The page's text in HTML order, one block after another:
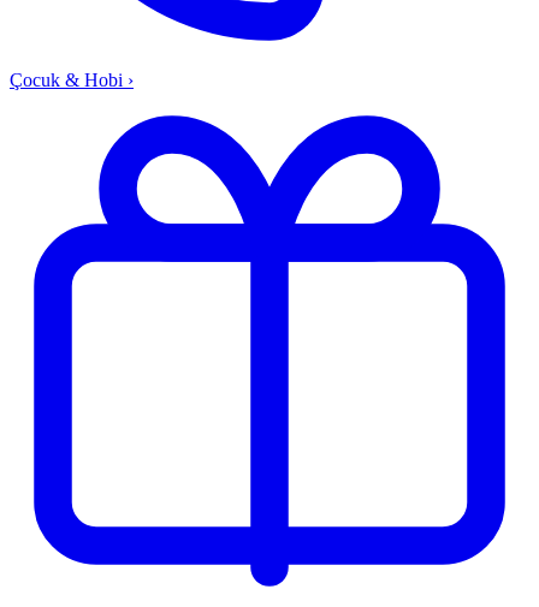
Çocuk & Hobi ›